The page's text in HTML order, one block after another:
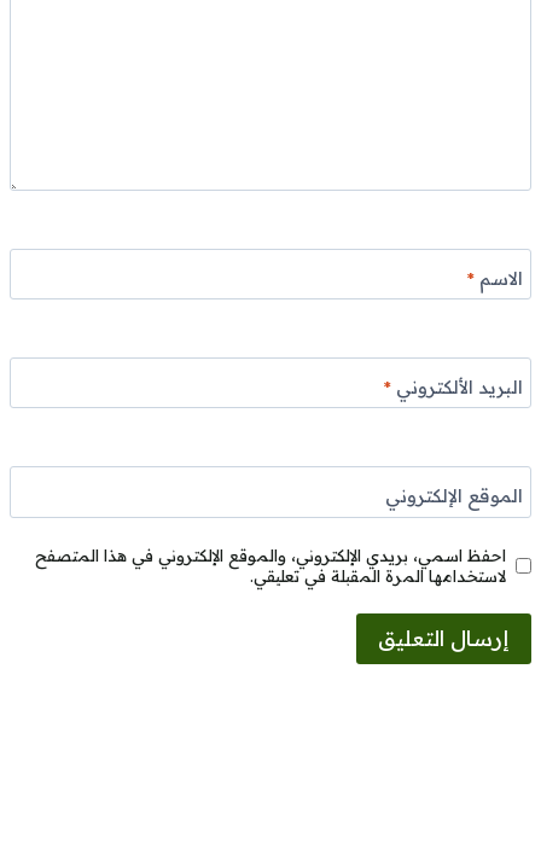
الاسم*
البريد الألكتروني*
الموقع الإلكتروني
احفظ اسمي، بريدي الإلكتروني، والموقع الإلكتروني في هذا المتصفح
لاستخدامها المرة المقبلة في تعليقي.